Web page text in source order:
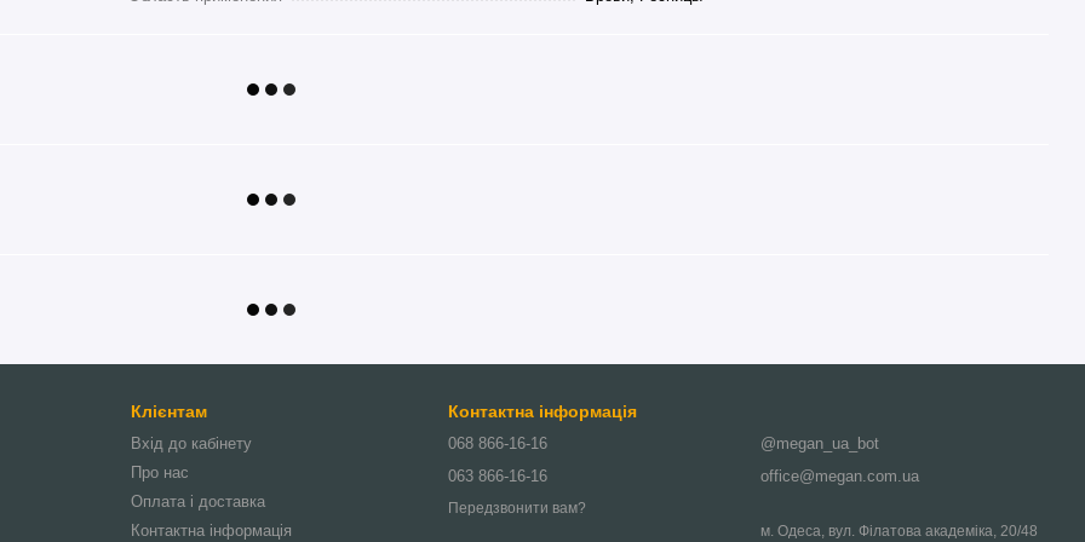
Клієнтам
Вхід до кабінету
Про нас
Оплата і доставка
Контактна інформація
Контактна інформація
068 866-16-16
063 866-16-16
Передзвонити вам?
@megan_ua_bot
office@megan.com.ua
м. Одеса, вул. Філатова академіка, 20/48